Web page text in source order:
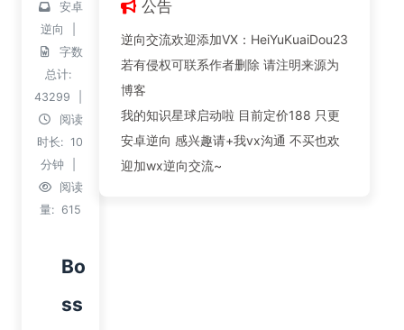
安卓
逆向
字数
总计:
43299
阅读
时长: 10
分钟
阅读
量:
615
Bo
ss
公告
逆向交流欢迎添加VX：HeiYuKuaiDou23
若有侵权可联系作者删除 请注明来源为
博客
我的知识星球启动啦 目前定价188 只更
安卓逆向 感兴趣请+我vx沟通 不买也欢
迎加wx逆向交流~